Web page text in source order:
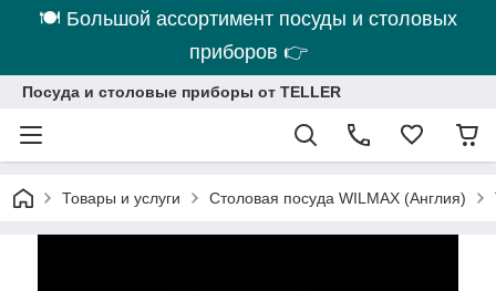
🍽 Большой ассортимент посуды и столовых
приборов 👉
Посуда и столовые приборы от TELLER
Товары и услуги Столовая посуда WILMAX (Англия)